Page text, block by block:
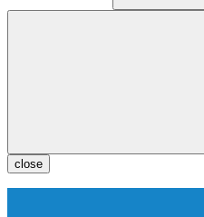
close